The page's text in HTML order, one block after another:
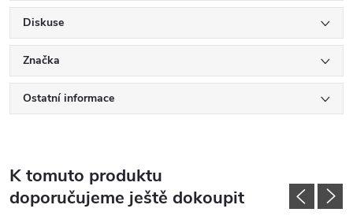
Diskuse
Značka
Ostatní informace
K tomuto produktu
doporučujeme ještě dokoupit